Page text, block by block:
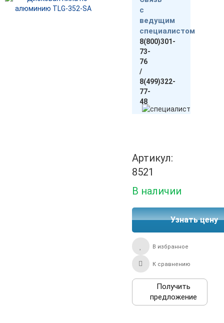
с
ведущим
специалистом
8(800)301-
73-
76
/
8(499)322-
77-
48
Артикул:
8521
В наличии
Узнать цену
В избранное
К сравнению
Получить
предложение